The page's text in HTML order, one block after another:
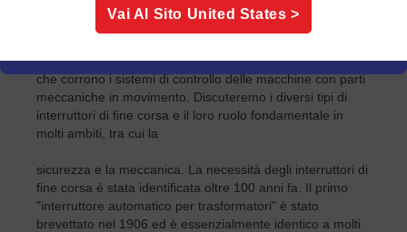
La mancanza di un finecorsa sul bordo del nastro per
sicurezza dell'operatore e dell'impianto. Questo è il rischio
che corrono i sistemi di controllo delle macchine con parti
meccaniche in movimento. Discuteremo i diversi tipi di
interruttori di fine corsa e il loro ruolo fondamentale in
molti ambiti, tra cui la
sicurezza e la meccanica. La necessità degli interruttori di
fine corsa è stata identificata oltre 100 anni fa. Il primo
"interruttore automatico per trasformatori" è stato
brevettato nel 1906 ed è essenzialmente identico a molti
Vai Al Sito United States >